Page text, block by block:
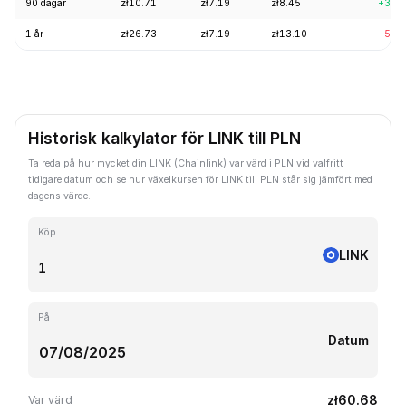
90 dagar zł10.71 zł7.19 zł8.45
1 år zł26.73 zł7.19 zł13.10 -
Historisk kalkylator för LINK till PLN
Ta reda på hur mycket din LINK (Chainlink) var värd i PLN vid valfritt
tidigare datum och se hur växelkursen för LINK till PLN står sig jämfört med
dagens värde.
Köp
LINK
På
Datum
Var värd zł60.68